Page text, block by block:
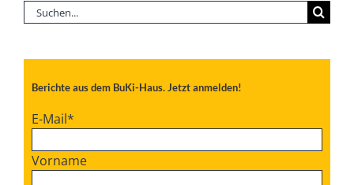
Suche
nach:
Berichte aus dem BuKi-Haus. Jetzt anmelden!
E-Mail*
Vorname